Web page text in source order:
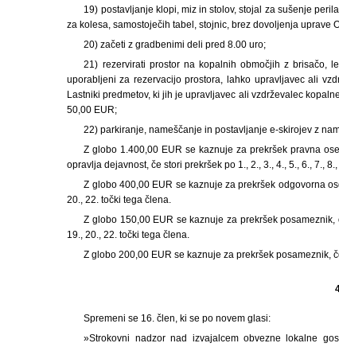
19) postavljanje klopi, miz in stolov, stojal za sušenje
za kolesa, samostoječih tabel, stojnic, brez dovoljenja uprave
20) začeti z gradbenimi deli pred 8.00 uro;
21) rezervirati prostor na kopalnih območjih z brisačo,
uporabljeni za rezervacijo prostora, lahko upravljavec ali
Lastniki predmetov, ki jih je upravljavec ali vzdrževalec
50,00 EUR;
22) parkiranje, nameščanje in postavljanje e-skirojev z
Z globo 1.400,00 EUR se kaznuje za prekršek pravna
opravlja dejavnost, če stori prekršek po 1., 2., 3., 4., 5., 6., 7.,
Z globo 400,00 EUR se kaznuje za prekršek odgovorna
20., 22. točki tega člena.
Z globo 150,00 EUR se kaznuje za prekršek
19., 20., 22. točki tega člena.
Z globo 200,00 EUR se kaznuje za prekršek posameznik,
Spremeni se 16. člen, ki se po novem glasi:
»Strokovni nadzor nad izvajalcem obvezne lokalne